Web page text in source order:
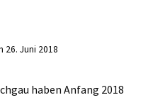
26. Juni 2018
haben Anfang 2018